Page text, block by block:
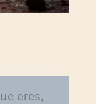
eres,